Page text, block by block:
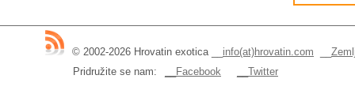
© 2002-2026 Hrovatin exotica__ info(at)hrovatin.com
Pridružite se nam:
__Facebook __Twitter